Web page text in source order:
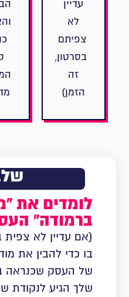
עדיין
לא
צפיתם
בסרטון,
זה
הזמן)
שלב
לומדים את
ברמודה"
(אם עדיין לא
בו כדי להבין את
של העסק שכנראה
שלך הגיע לנקודת